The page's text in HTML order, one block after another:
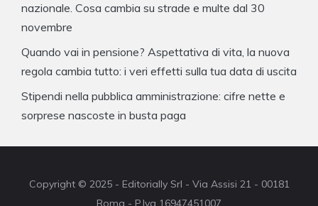
nazionale. Cosa cambia su strade e multe dal 30
novembre
Quando vai in pensione? Aspettativa di vita, la nuova
regola cambia tutto: i veri effetti sulla tua data di uscita
Stipendi nella pubblica amministrazione: cifre nette e
sorprese nascoste in busta paga
Copyright © 2025 - Editorially Srl - Via Assisi 21 - 00181